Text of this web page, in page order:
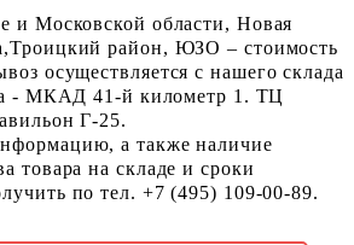
и Московской области, Новая
район, ЮЗО – стоимость
осуществляется с нашего склада
- МКАД 41-й километр 1. ТЦ
Г-25.
а также наличие
товара на складе и сроки
по тел. +7 (495) 109-00-89.